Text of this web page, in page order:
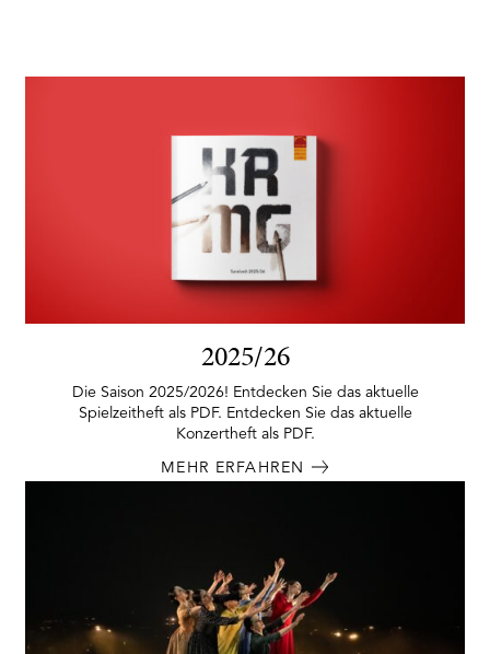
2025/26
Die Saison 2025/2026! Entdecken Sie das aktuelle
Spielzeitheft als PDF. Entdecken Sie das aktuelle
Konzertheft als PDF.
MEHR ERFAHREN